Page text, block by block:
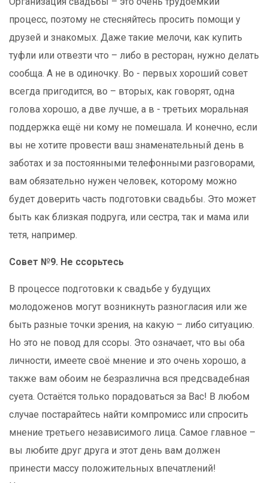
процесс, поэтому не стесняйтесь просить помощи у
друзей и знакомых. Даже такие мелочи, как купить
туфли или отвезти что – либо в ресторан, нужно делать
сообща. А не в одиночку. Во - первых хороший совет
всегда пригодится, во – вторых, как говорят, одна
голова хорошо, а две лучше, а в - третьих моральная
поддержка ещё ни кому не помешала. И конечно, если
вы не хотите провести ваш знаменательный день в
заботах и за постоянными телефонными разговорами,
вам обязательно нужен человек, которому можно
будет доверить часть подготовки свадьбы. Это может
быть как близкая подруга, или сестра, так и мама или
тетя, например.
Совет №9. Не ссорьтесь
В процессе подготовки к свадьбе у будущих
молодоженов могут возникнуть разногласия или же
быть разные точки зрения, на какую – либо ситуацию.
Но это не повод для ссоры. Это означает, что вы оба
личности, имеете своё мнение и это очень хорошо, а
также вам обоим не безразлична вся предсвадебная
суета. Остаётся только порадоваться за Вас! В любом
случае постарайтесь найти компромисс или спросить
мнение третьего независимого лица. Самое главное –
вы любите друг друга и этот день вам должен
принести массу положительных впечатлений!